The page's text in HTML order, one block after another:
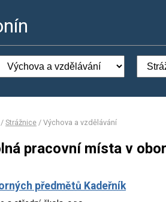
/ Strážnice / Výchova a vzdělávání
pracovní místa v
předmětů Kadeřník